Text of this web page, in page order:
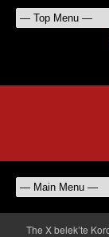
The X belek’te